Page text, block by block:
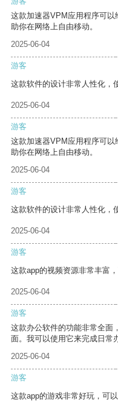
这款加速器VPM应用程序可
助你在网络上自由移动。
2025-06-04
游客
这款软件的设计非常人性化，
2025-06-04
游客
这款加速器VPM应用程序可
助你在网络上自由移动。
2025-06-04
游客
这款软件的设计非常人性化，
2025-06-04
游客
这款app的视频资源非常丰富
2025-06-04
游客
这款办公软件的功能非常全面
面。我可以使用它来完成日常
2025-06-04
游客
这款app的游戏非常好玩，可以